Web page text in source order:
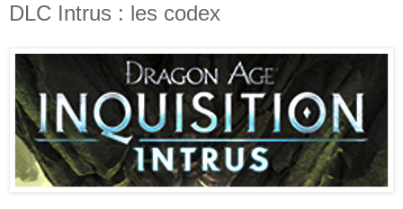
DLC Intrus : les codex